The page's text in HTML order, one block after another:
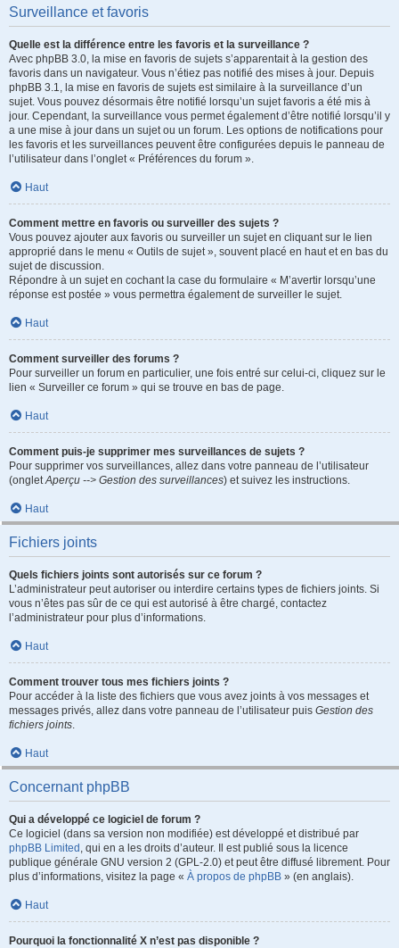
Surveillance et favoris
Quelle est la différence entre les favoris et la surveillance ?
Avec phpBB 3.0, la mise en favoris de sujets s’apparentait à la gestion des
favoris dans un navigateur. Vous n’étiez pas notifié des mises à jour. Depuis
phpBB 3.1, la mise en favoris de sujets est similaire à la surveillance d’un
sujet. Vous pouvez désormais être notifié lorsqu’un sujet favoris a été mis à
jour. Cependant, la surveillance vous permet également d’être notifié lorsqu’il y
a une mise à jour dans un sujet ou un forum. Les options de notifications pour
les favoris et les surveillances peuvent être configurées depuis le panneau de
l’utilisateur dans l’onglet « Préférences du forum ».
Haut
Comment mettre en favoris ou surveiller des sujets ?
Vous pouvez ajouter aux favoris ou surveiller un sujet en cliquant sur le lien
approprié dans le menu « Outils de sujet », souvent placé en haut et en bas du
sujet de discussion.
Répondre à un sujet en cochant la case du formulaire « M’avertir lorsqu’une
réponse est postée » vous permettra également de surveiller le sujet.
Haut
Comment surveiller des forums ?
Pour surveiller un forum en particulier, une fois entré sur celui-ci, cliquez sur le
lien « Surveiller ce forum » qui se trouve en bas de page.
Haut
Comment puis-je supprimer mes surveillances de sujets ?
Pour supprimer vos surveillances, allez dans votre panneau de l’utilisateur
(ongletAperçu --> Gestion des surveillances) et suivez les instructions.
Haut
Fichiers joints
Quels fichiers joints sont autorisés sur ce forum ?
L’administrateur peut autoriser ou interdire certains types de fichiers joints. Si
vous n’êtes pas sûr de ce qui est autorisé à être chargé, contactez
l’administrateur pour plus d’informations.
Haut
Comment trouver tous mes fichiers joints ?
Pour accéder à la liste des fichiers que vous avez joints à vos messages et
messages privés, allez dans votre panneau de l’utilisateur puis Gestion des
fichiers joints.
Haut
Concernant phpBB
Qui a développé ce logiciel de forum ?
Ce logiciel (dans sa version non modifiée) est développé et distribué par
phpBB Limited , qui en a les droits d’auteur. Il est publié sous la licence
publique générale GNU version 2 (GPL-2.0) et peut être diffusé librement. Pour
plus d’informations, visitez la page « À propos de phpBB » (en anglais).
Haut
Pourquoi la fonctionnalité X n’est pas disponible ?